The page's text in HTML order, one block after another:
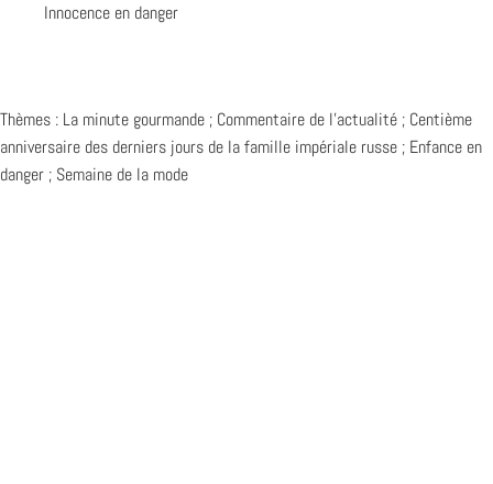
Innocence en danger
Thèmes : La minute gourmande ; Commentaire de l’actualité ; Centième
anniversaire des derniers jours de la famille impériale russe ; Enfance en
danger ; Semaine de la mode